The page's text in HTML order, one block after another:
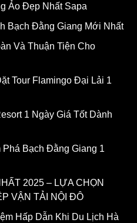
Ảo Đẹp Nhất Sapa
Bạch Đằng Giang Mới Nhất
Và Thuận Tiện Cho
Tour Flamingo Đại Lải 1
1 Ngày Giá Tốt Dành
Bạch Đằng Giang 1
2025 – LỰA CHỌN
VẬN TẢI NỘI ĐÔ
Hấp Dẫn Khi Du Lịch Hà